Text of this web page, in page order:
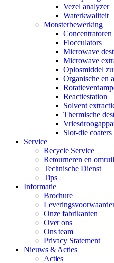
Vezel analyzer
Waterkwaliteit
Monsterbewerking
Concentratoren
Flocculators
Microwave
Microwave
Oplosmiddel
Organische en
Reactiestation
Solvent
Thermische
Slot-die coaters
Service
Recycle Service
Retourneren en
Technische Dienst
Tips
Informatie
Brochure
Onze fabrikanten
Over ons
Ons team
Privacy Statement
Nieuws & Acties
Acties